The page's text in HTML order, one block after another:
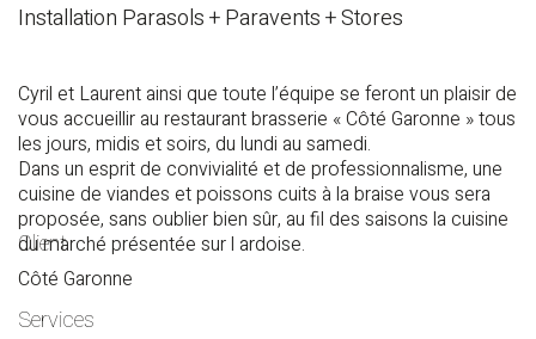
Installation Parasols + Paravents + Stores
Cyril et Laurent ainsi que toute l’équipe se feront un plaisir de
vous accueillir au restaurant brasserie « Côté Garonne » tous
les jours, midis et soirs, du lundi au samedi.
Dans un esprit de convivialité et de professionnalisme, une
cuisine de viandes et poissons cuits à la braise vous sera
proposée, sans oublier bien sûr, au fil des saisons la cuisine
du marché présentée sur l ardoise.
Client
Côté Garonne
Services